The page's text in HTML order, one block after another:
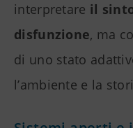
interpretare il
disfunzione, ma
di uno stato
l’ambiente e la